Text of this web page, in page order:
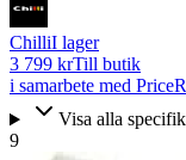
ChilliI lager
3 799 krTill butik
i samarbete med
Visa alla
9